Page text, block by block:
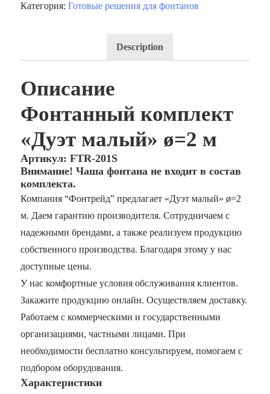
Категория:Готовые решения для фонтанов
Description
Описание
Фонтанный комплект
«Дуэт малый» ø=2 м
Артикул: FTR-201S
Внимание! Чаша фонтана не входит в состав
комплекта.
Компания “Фонтрейд” предлагает «Дуэт малый» ø=2
м. Даем гарантию производителя. Сотрудничаем с
надежными брендами, а также реализуем продукцию
собственного производства. Благодаря этому у нас
доступные цены.
У нас комфортные условия обслуживания клиентов.
Закажите продукцию онлайн. Осуществляем доставку.
Работаем с коммерческими и государственными
организациями, частными лицами. При
необходимости бесплатно консультируем, помогаем с
подбором оборудования.
Характеристики